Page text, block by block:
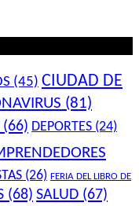
(45) CIUDAD DE
(81)
(66) DEPORTES (24)
(26) FERIA DEL LIBRO DE
(68) SALUD (67)